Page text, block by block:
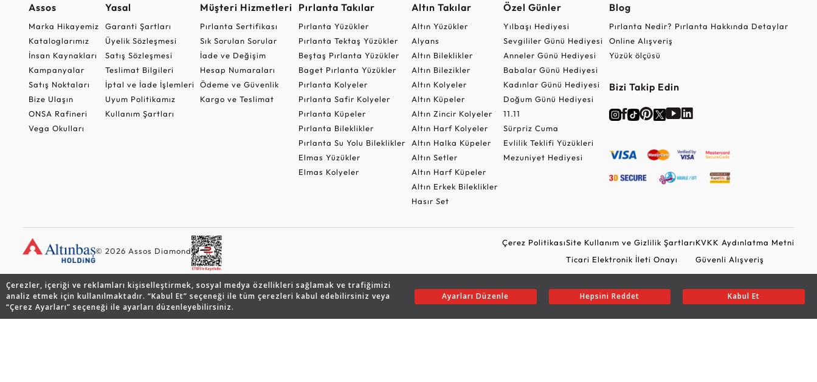
Çerezler, içeriği ve reklamları kişiselleştirmek, sosyal medya özellikleri sağlamak ve trafiğimizi
analiz etmek için kullanılmaktadır. “Kabul Et” seçeneği ile tüm çerezleri kabul edebilirsiniz veya
“Çerez Ayarları” seçeneği ile ayarları düzenleyebilirsiniz.
Ayarları Düzenle Hepsini Reddet Kabul Et
Assos
Marka Hikayemiz
Kataloglarımız
İnsan Kaynakları
Kampanyalar
Satış Noktaları
Bize Ulaşın
ONSA Rafineri
Vega Okulları
Yasal
Garanti Şartları
Üyelik Sözleşmesi
Satış Sözleşmesi
Teslimat Bilgileri
İptal ve İade İşlemleri
Uyum Politikamız
Kullanım Şartları
Müşteri Hizmetleri
Pırlanta Sertifikası
Sık Sorulan Sorular
İade ve Değişim
Hesap Numaraları
Ödeme ve Güvenlik
Kargo ve Teslimat
Pırlanta Takılar
Pırlanta Yüzükler
Pırlanta Tektaş Yüzükler
Beştaş Pırlanta Yüzükler
Baget Pırlanta Yüzükler
Pırlanta Kolyeler
Pırlanta Safir Kolyeler
Pırlanta Küpeler
Pırlanta Bileklikler
Pırlanta Su Yolu Bileklikler
Elmas Yüzükler
Elmas Kolyeler
Altın Takılar
Altın Yüzükler
Alyans
Altın Bileklikler
Altın Bilezikler
Altın Kolyeler
Altın Küpeler
Altın Zincir Kolyeler
Altın Harf Kolyeler
Altın Halka Küpeler
Altın Setler
Altın Harf Küpeler
Altın Erkek Bileklikler
Hasır Set
Özel Günler
Yılbaşı Hediyesi
Sevgililer Günü Hediyesi
Anneler Günü Hediyesi
Babalar Günü Hediyesi
Kadınlar Günü Hediyesi
Doğum Günü Hediyesi
11.11
Sürpriz Cuma
Evlilik Teklifi Yüzükleri
Mezuniyet Hediyesi
Blog
Pırlanta Nedir? Pırlanta Hakkında Detaylar
Online Alışveriş
Yüzük ölçüsü
Bizi Takip Edin
© 2026 Assos Diamond
Çerez PolitikasıSite Kullanım ve Gizlilik Şartları
Ticari Elektronik İleti Onayı
KVKK Aydınlatma Metni
Güvenli Alışveriş
Copyright © 2026 Assos Pırlanta - Bu sitenin tüm hakları saklıdır.